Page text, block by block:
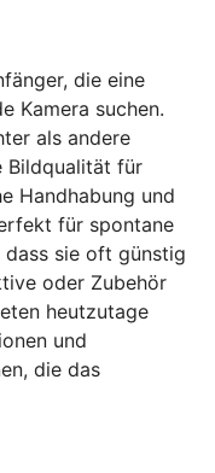
die eine
Kamera suchen.
als andere
Bildqualität für
Handhabung und
für spontane
sie oft günstig
oder Zubehör
heutzutage
und
die das